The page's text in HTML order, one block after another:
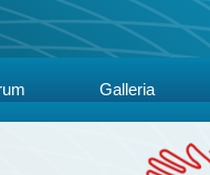
Galleria